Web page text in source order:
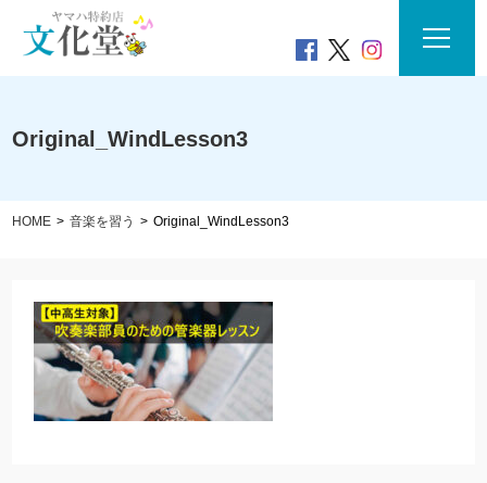
Original_WindLesson3
HOME 音楽を習う Original_WindLesson3